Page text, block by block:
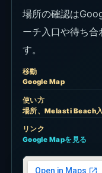
場所の確認は
ーチ入口や待ち合
す。
移動
Google Map
使い方
場所、Melasti Beach入
リンク
Google Mapを見る